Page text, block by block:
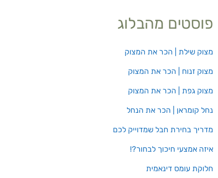
פוסטים מהבלוג
מצוק שילת | הכר את המצוק
מצוק זנוח | הכר את המצוק
מצוק גפת | הכר את המצוק
נחל קומראן | הכר את הנחל
מדריך בחירת חבל שמדוייק לכם
איזה אמצעי חיכוך לבחור?!
חלוקת עומס דינאמית